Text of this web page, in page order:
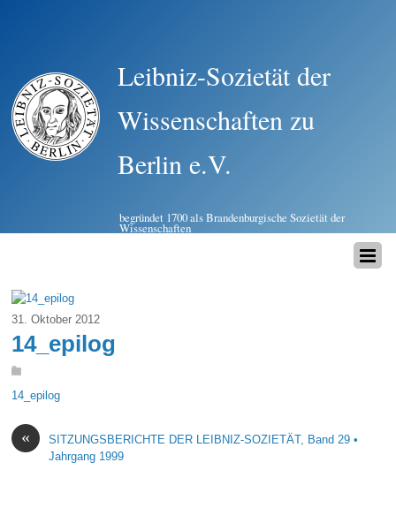
Leibniz-Sozietät der
Wissenschaften zu
Berlin e.V.
begründet 1700 als Brandenburgische Sozietät der
Wissenschaften
31. Oktober 2012
14_epilog
14_epilog
«
SITZUNGSBERICHTE DER LEIBNIZ-SOZIETÄT, Band 29 •
Jahrgang 1999